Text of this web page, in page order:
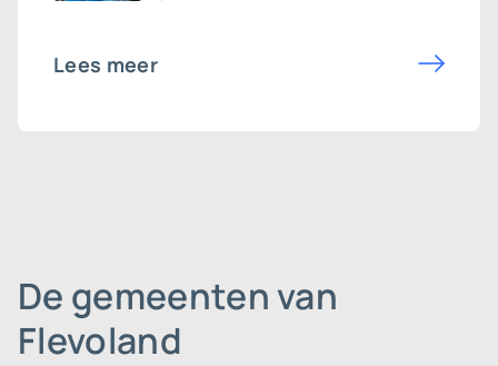
Lees meer
De gemeenten van
Flevoland